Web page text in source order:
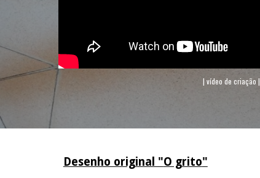
| vídeo de criação |
Desenho original "O grito"